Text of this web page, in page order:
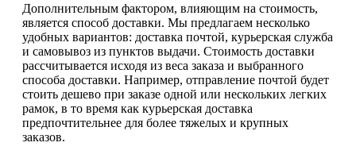
Дополнительным фактором, влияющим на стоимость,
является способ доставки. Мы предлагаем несколько
удобных вариантов: доставка почтой, курьерская служба
и самовывоз из пунктов выдачи. Стоимость доставки
рассчитывается исходя из веса заказа и выбранного
способа доставки. Например, отправление почтой будет
стоить дешево при заказе одной или нескольких легких
рамок, в то время как курьерская доставка
предпочтительнее для более тяжелых и крупных
заказов.